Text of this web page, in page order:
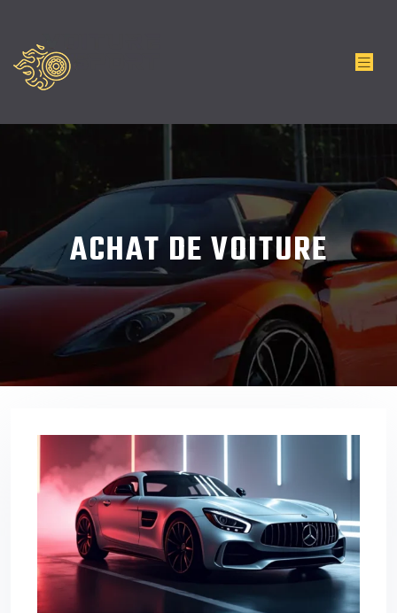
ACHAT DE VOITURE